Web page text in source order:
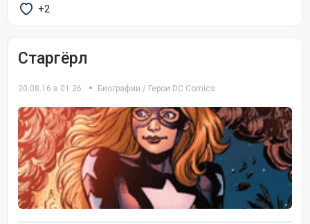
+2
Старгёрл
30.08.16 в 01:36 Биографии / Герои DC Comics